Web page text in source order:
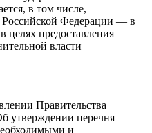
в том числе,
Российской Федерации — в
целях предоставления
власти
Правительства
утверждении перечня
и